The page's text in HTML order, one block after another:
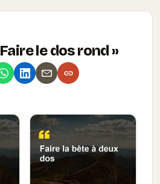
Faire le dos rond